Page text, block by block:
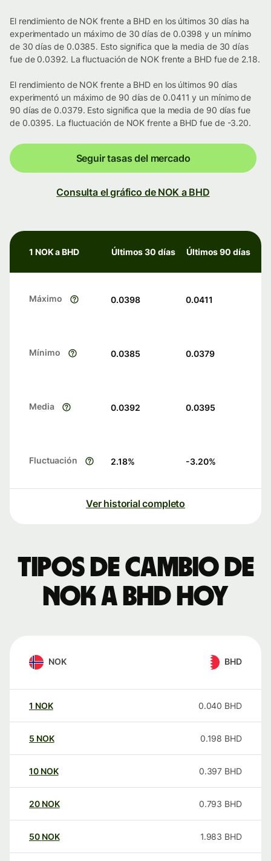
El rendimiento de NOK frente a BHD en los últimos 30 días ha
experimentado un máximo de 30 días de 0.0398 y un mínimo
de 30 días de 0.0385. Esto significa que la media de 30 días
fue de 0.0392. La fluctuación de NOK frente a BHD fue de 2.18.
El rendimiento de NOK frente a BHD en los últimos 90 días
experimentó un máximo de 90 días de 0.0411 y un mínimo de
90 días de 0.0379. Esto significa que la media de 90 días fue
de 0.0395. La fluctuación de NOK frente a BHD fue de -3.20.
Seguir tasas del mercado
Consulta el gráfico de NOK a BHD
1 NOK a BHD Últimos 30 días Últimos 90 días
Máximo 0.0398 0.0411
Mínimo 0.0385 0.0379
Media 0.0392 0.0395
Fluctuación 2.18% -3.20%
Ver historial completo
Tipos de cambio de
NOK a BHD hoy
NOK BHD
1 NOK 0.040 BHD
5 NOK 0.198 BHD
10 NOK 0.397 BHD
20 NOK 0.793 BHD
50 NOK 1.983 BHD